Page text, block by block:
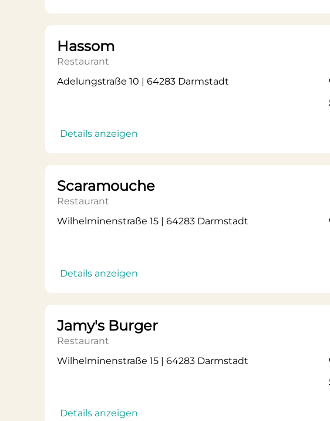
Hassom
Restaurant
Adelungstraße 10 | 64283 Darmstadt
Details anzeigen
Scaramouche
Restaurant
Wilhelminenstraße 15 | 64283 Darmstadt
Details anzeigen
Jamy's Burger
Restaurant
Wilhelminenstraße 15 | 64283 Darmstadt
Details anzeigen